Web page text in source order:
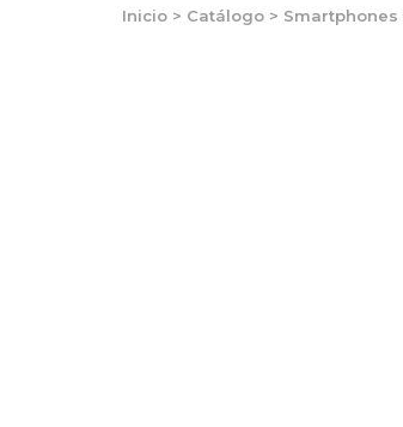
Inicio > Catálogo > Smartphones